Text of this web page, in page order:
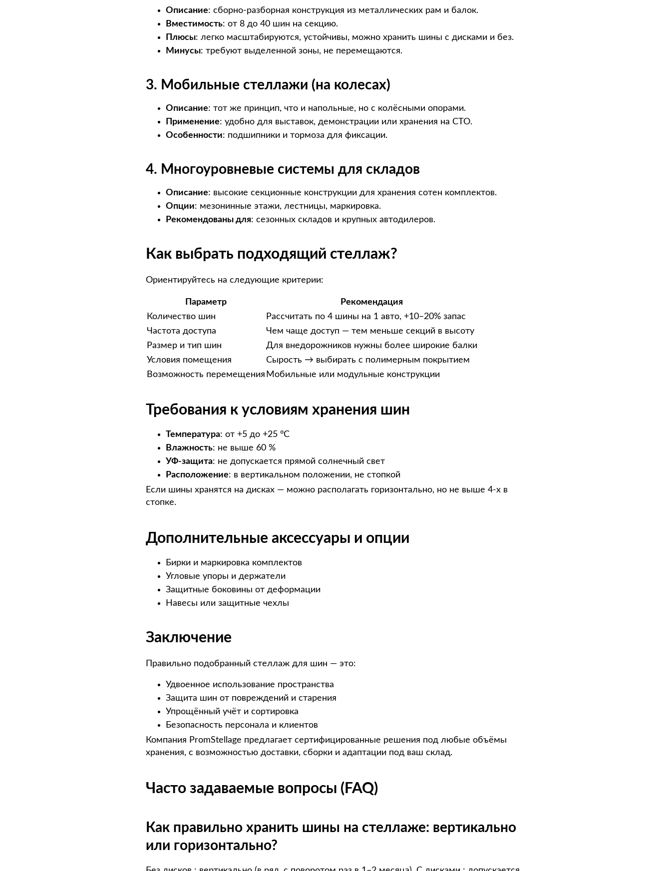
Описание: сборно-разборная конструкция из металлических рам и балок.
Вместимость: от 8 до 40 шин на секцию.
Плюсы: легко масштабируются, устойчивы, можно хранить шины с дисками и без.
Минусы: требуют выделенной зоны, не перемещаются.
3. Мобильные стеллажи (на колесах)
Описание: тот же принцип, что и напольные, но с колёсными опорами.
Применение: удобно для выставок, демонстрации или хранения на СТО.
Особенности: подшипники и тормоза для фиксации.
4. Многоуровневые системы для складов
Описание: высокие секционные конструкции для хранения сотен комплектов.
Опции: мезонинные этажи, лестницы, маркировка.
Рекомендованы для: сезонных складов и крупных автодилеров.
Как выбрать подходящий стеллаж?
Ориентируйтесь на следующие критерии:
Параметр
Рекомендация
Количество шин
Рассчитать по 4 шины на 1 авто, +10–20% запас
Частота доступа
Чем чаще доступ — тем меньше секций в высоту
Размер и тип шин
Для внедорожников нужны более широкие балки
Условия помещения
Сырость → выбирать с полимерным покрытием
Возможность перемещения Мобильные или модульные конструкции
Требования к условиям хранения шин
Температура: от +5 до +25 °C
Влажность: не выше 60 %
УФ-защита: не допускается прямой солнечный свет
Расположение: в вертикальном положении, не стопкой
Если шины хранятся на дисках — можно располагать горизонтально, но не выше 4-х в
стопке.
Дополнительные аксессуары и опции
Бирки и маркировка комплектов
Угловые упоры и держатели
Защитные боковины от деформации
Навесы или защитные чехлы
Заключение
Правильно подобранный стеллаж для шин — это:
Удвоенное использование пространства
Защита шин от повреждений и старения
Упрощённый учёт и сортировка
Безопасность персонала и клиентов
Компания PromStellage предлагает сертифицированные решения под любые объёмы
хранения, с возможностью доставки, сборки и адаптации под ваш склад.
Часто задаваемые вопросы (FAQ)
Как правильно хранить шины на стеллаже: вертикально
или горизонтально?